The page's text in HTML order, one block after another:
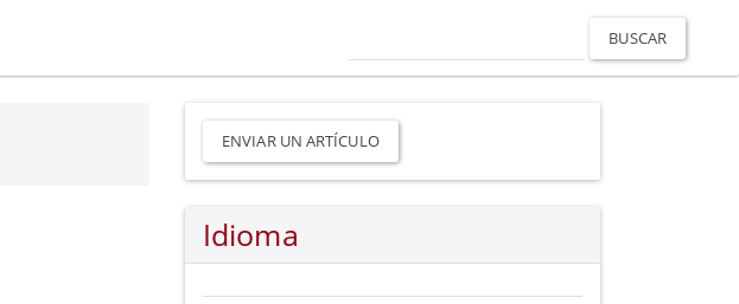
BUSCAR
Enviar
artículo
ENVIAR UN ARTÍCULO
Idioma